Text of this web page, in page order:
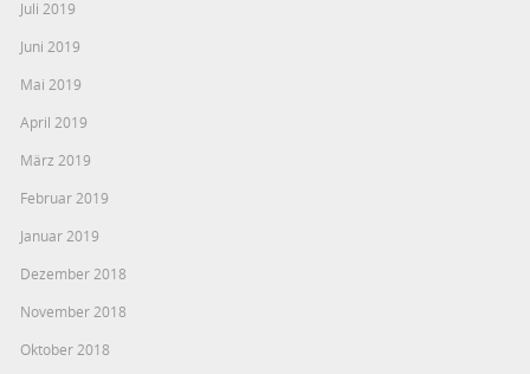
Juli 2019
Juni 2019
Mai 2019
April 2019
März 2019
Februar 2019
Januar 2019
Dezember 2018
November 2018
Oktober 2018